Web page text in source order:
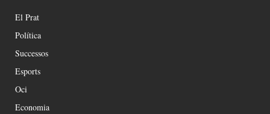
El Prat
Política
Successos
Esports
Oci
Economia